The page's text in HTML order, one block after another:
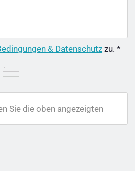
& Datenschutzzu. *
Sie die oben angezeigten